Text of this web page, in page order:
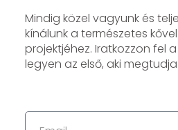
Mindig közel vagyunk és
kínálunk a természetes
projektjéhez. Iratkozzon fel
legyen az első, aki